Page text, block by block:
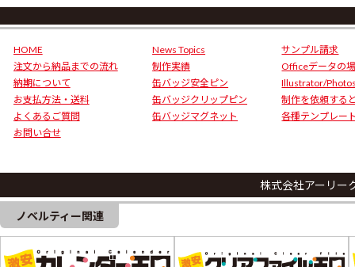
HOME
注文から納品までの流れ
納期について
お支払方法・送料
よくあるご質問
お問い合せ
News Topics
制作実績
缶バッジ安全ピン
缶バッジクリップピン
缶バッジマグネット
サンプル請求
Officeデータの
Illustrator/
制作を依頼する
各種テンプレー
株式会社アーリ
ノベルティー関連